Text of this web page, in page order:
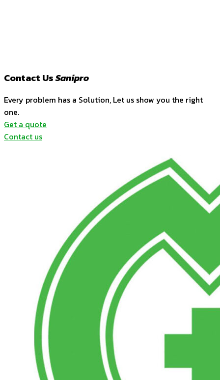
Contact UsSanipro
Every problem has a Solution, Let us show you the right
one.
Get a quote
Contact us